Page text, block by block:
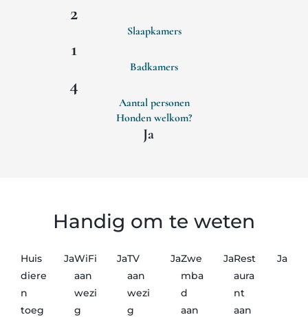
2
Slaapkamers
1
Badkamers
4
Aantal personen
Honden welkom?
Ja
Handig om te weten
Huis
diere
n
toeg
JaWiFi
aan
wezi
g
JaTV
aan
wezi
g
JaZwe
mba
d
aan
JaRest
aura
nt
aan
Ja